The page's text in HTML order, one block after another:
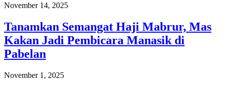
November 14, 2025
Tanamkan Semangat Haji Mabrur, Mas
Kakan Jadi Pembicara Manasik di
Pabelan
November 1, 2025